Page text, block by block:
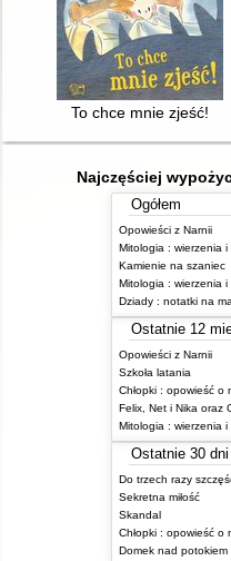
To chce mnie zjeść!
Najczęściej
Ogółem
Opowieści z Narnii
Kamienie na szaniec
Ostatnie 12
Opowieści z Narnii
Szkoła latania
Chłopki : opowieść o
Ostatnie 30 dni
Do trzech razy
Sekretna miłość
Skandal
Chłopki : opowieść o
Domek nad potokiem